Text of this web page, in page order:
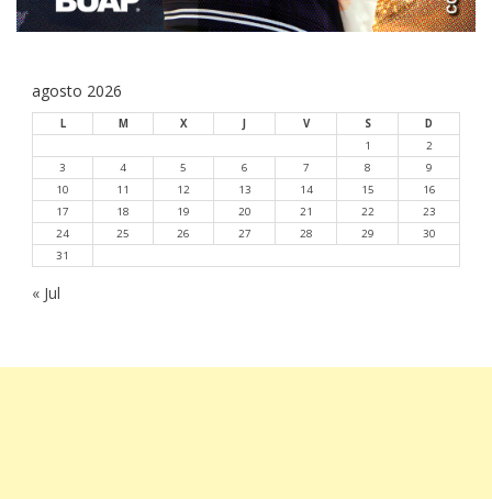
agosto 2026
L M X J V S
D
1
2
3
4 5 6 7 8
9
10
11 12 13 14 15
16
17
18 19 20 21 22
23
24
25 26 27 28 29
30
31
« Jul